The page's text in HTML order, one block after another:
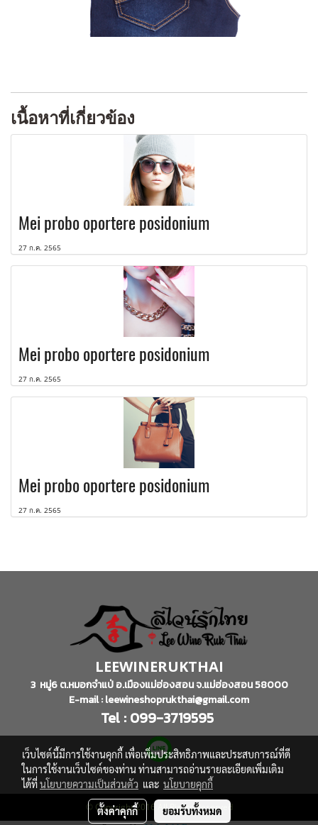
เนื้อหาที่เกี่ยวข้อง
Mei probo oportere posidonium
27 ก.ค. 2565
Mei probo oportere posidonium
27 ก.ค. 2565
Mei probo oportere posidonium
27 ก.ค. 2565
LEEWINERUKTHAI
3 หมู่6 ต.หมอกจำแป่ อ.เมืองแม่ฮ่องสอน จ.แม่ฮ่องสอน 58000
E-mail : leewineshoprukthai@gmail.com
Tel : 099-3719595
© Copyright 2016 All Rights Reserved
เว็บไซต์นี้มีการใช้งานคุกกี้ เพื่อเพิ่มประสิทธิภาพและประสบการณ์ที่ดี
ในการใช้งานเว็บไซต์ของท่าน ท่านสามารถอ่านรายละเอียดเพิ่มเติม
ได้ที่นโยบายความเป็นส่วนตัว และ นโยบายคุกกี้
ตั้งค่าคุกกี้ ยอมรับทั้งหมด